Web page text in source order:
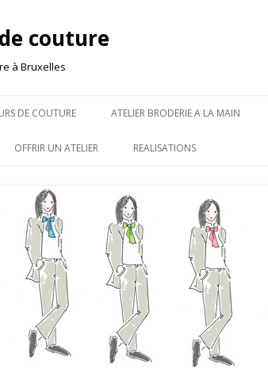
couture
à Bruxelles
DE COUTURE ATELIER BRODERIE A LA MAIN
OFFRIR UN ATELIER REALISATIONS